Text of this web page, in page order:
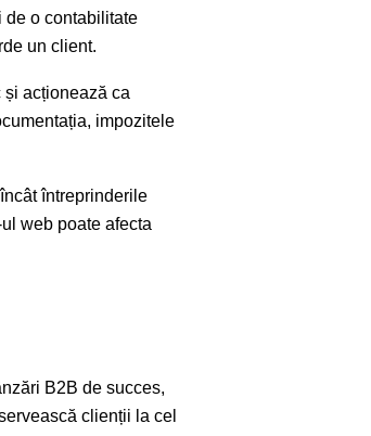
de o contabilitate
un client.
acționează ca
impozitele
întreprinderile
web poate afecta
B2B de succes,
clienții la cel